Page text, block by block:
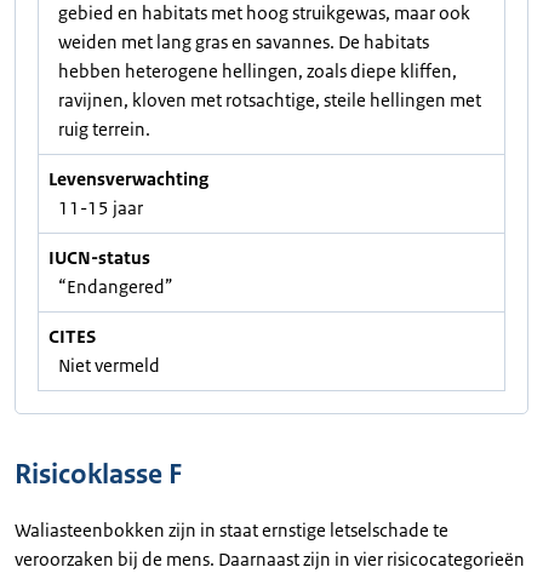
gebied en habitats met hoog struikgewas, maar ook
weiden met lang gras en savannes. De habitats
hebben heterogene hellingen, zoals diepe kliffen,
ravijnen, kloven met rotsachtige, steile hellingen met
ruig terrein.
Levensverwachting
11-15 jaar
IUCN-status
“Endangered”
CITES
Niet vermeld
Risicoklasse F
Waliasteenbokken zijn in staat ernstige letselschade te
veroorzaken bij de mens. Daarnaast zijn in vier risicocategorieën